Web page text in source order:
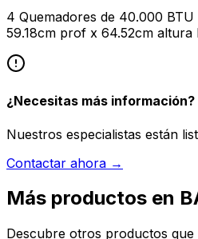
4 Quemadores de 40.000
59.18cm prof x 64.52cm altura
¿Necesitas más información?
Nuestros especialistas están
Contactar ahora →
Más productos en
Descubre otros productos